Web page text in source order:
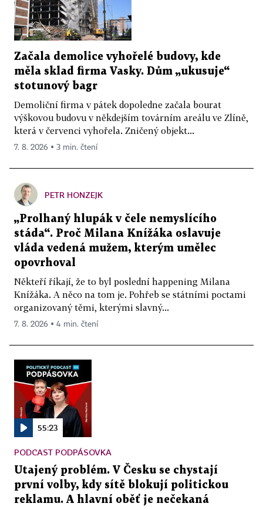
Začala demolice vyhořelé budovy, kde
měla sklad firma Vasky. Dům „ukusuje“
stotunový bagr
Demoliční firma v pátek dopoledne začala bourat
výškovou budovu v někdejším továrním areálu ve Zlíně,
která v červenci vyhořela. Zničený objekt...
7. 8. 2026 ▪ 3 min. čtení
PETR HONZEJK
„Prolhaný hlupák v čele nemyslícího
stáda“. Proč Milana Knížáka oslavuje
vláda vedená mužem, kterým umělec
opovrhoval
Někteří říkají, že to byl poslední happening Milana
Knížáka. A něco na tom je. Pohřeb se státními poctami
organizovaný těmi, kterými slavný...
7. 8. 2026 ▪ 4 min. čtení
55:23
PODCAST PODPÁSOVKA
Utajený problém. V Česku se chystají
první volby, kdy sítě blokují politickou
reklamu. A hlavní oběť je nečekaná